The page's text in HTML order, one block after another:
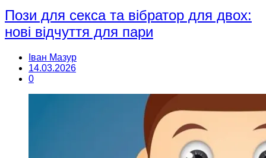
Пози для секса та вібратор для двох:
нові відчуття для пари
Іван Мазур
14.03.2026
0